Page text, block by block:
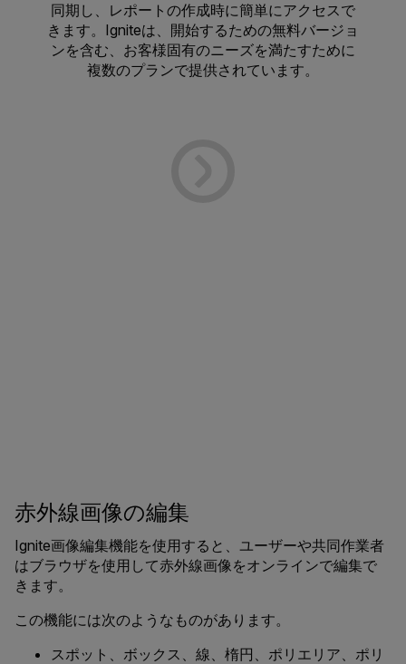
同期し、レポートの作成時に簡単にアクセスで
きます。Igniteは、開始するための無料バージョ
ンを含む、お客様固有のニーズを満たすために
複数のプランで提供されています。
赤外線画像の編集
Ignite画像編集機能を使用すると、ユーザーや共同作業者
はブラウザを使用して赤外線画像をオンラインで編集で
きます。
この機能には次のようなものがあります。
スポット、ボックス、線、楕円、ポリエリア、ポリ